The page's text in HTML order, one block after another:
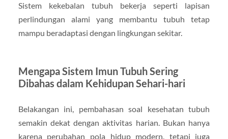
Sistem kekebalan tubuh bekerja seperti lapisan
perlindungan alami yang membantu tubuh tetap
mampu beradaptasi dengan lingkungan sekitar.
Mengapa Sistem Imun Tubuh Sering
Dibahas dalam Kehidupan Sehari-hari
Belakangan ini, pembahasan soal kesehatan tubuh
semakin dekat dengan aktivitas harian. Bukan hanya
karena perubahan pola hidup modern, tetapi juga